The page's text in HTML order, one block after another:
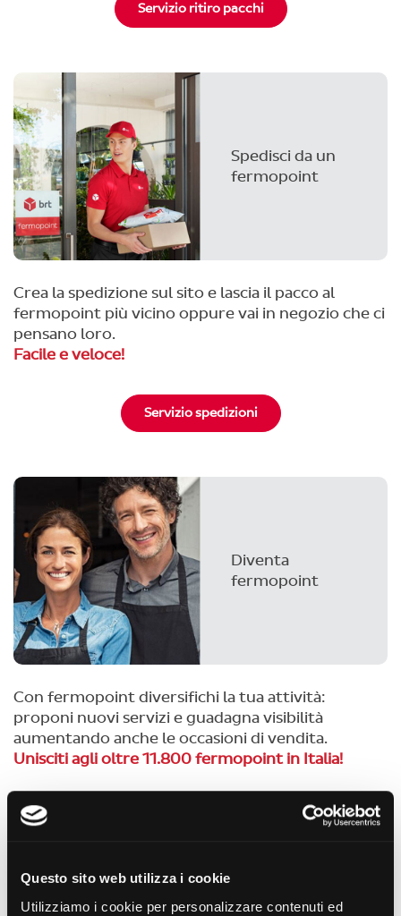
Questo sito web utilizza i cookie
Utilizziamo i cookie per personalizzare contenuti ed
Servizio ritiro pacchi
Spedisci da un
fermopoint
Crea la spedizione sul sito e lascia il pacco al
fermopoint più vicino oppure vai in negozio che ci
pensano loro.
Facile e veloce!
Servizio spedizioni
Diventa
fermopoint
Con fermopoint diversifichi la tua attività:
proponi nuovi servizi e guadagna visibilità
aumentando anche le occasioni di vendita.
Unisciti agli oltre 11.800 fermopoint in Italia!